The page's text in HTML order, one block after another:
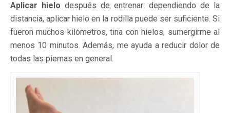
Aplicar hielo después de entrenar: dependiendo de la
distancia, aplicar hielo en la rodilla puede ser suficiente. Si
fueron muchos kilómetros, tina con hielos, sumergirme al
menos 10 minutos. Además, me ayuda a reducir dolor de
todas las piernas en general.